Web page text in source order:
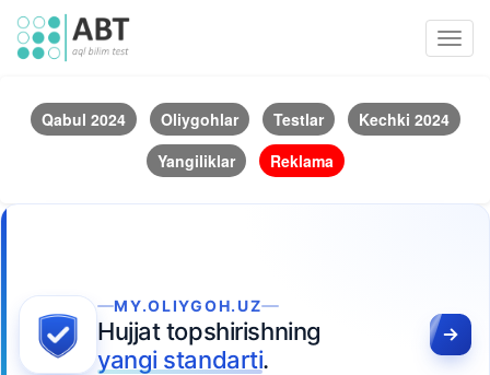
Qabul 2024 Oliygohlar Testlar
Kechki 2024
Yangiliklar
Reklama
MY.OLIYGOH.UZ
Hujjat topshirishning
yangi standarti.